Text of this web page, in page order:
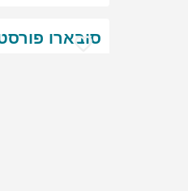
סובארו